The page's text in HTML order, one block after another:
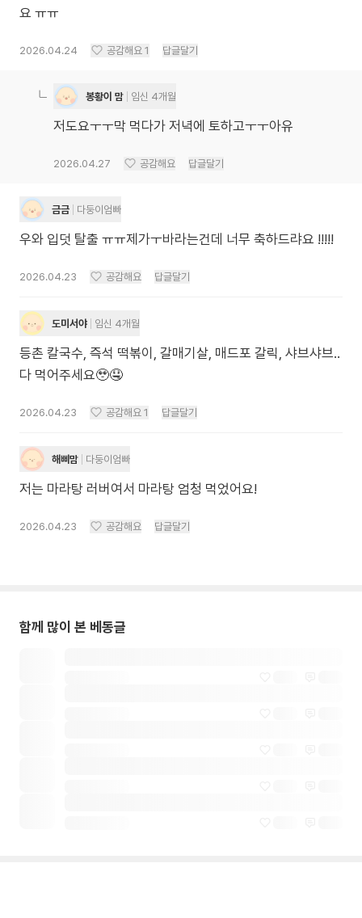
요 ㅠㅠ
2026.04.24 공감해요 1 답글달기
봉황이 맘 임신 4개월
저도요ㅜㅜ막 먹다가 저녁에 토하고ㅜㅜ아유
2026.04.27 공감해요 답글달기
금금 다둥이엄빠
우와 입덧 탈출 ㅠㅠ제가ㅜ바라는건데 너무 축하드랴요 !!!!!
2026.04.23 공감해요 답글달기
도미서야 임신 4개월
등촌 칼국수, 즉석 떡볶이, 갈매기살, 매드포 갈릭, 샤브샤브..
다 먹어주세요🥹🤤
2026.04.23 공감해요 1 답글달기
해삐맘 다둥이엄빠
저는 마라탕 러버여서 마라탕 엄청 먹었어요!
2026.04.23 공감해요 답글달기
함께 많이 본 베동글